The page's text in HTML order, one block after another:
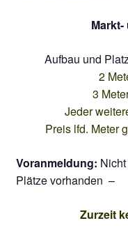
Aufbau und
2
3
Jeder
Preis lfd. Meter
Voranmeldung:
Plätze vorhanden –
Zurzeit